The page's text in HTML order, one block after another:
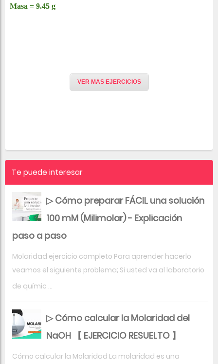
Masa = 9.45 g
VER MAS EJERCICIOS
Te puede interesar
▷ Cómo preparar FÁCIL una solución
100 mM (Milimolar) - Explicación
paso a paso
Molaridad ejercicio completo Para aprender hacerlo
veamos el siguiente problema; Si usted va al laboratorio
de químic ...
▷ Cómo calcular la Molaridad del
NaOH 【 EJERCICIO RESUELTO 】
Cómo calcular la Molaridad La molaridad es una